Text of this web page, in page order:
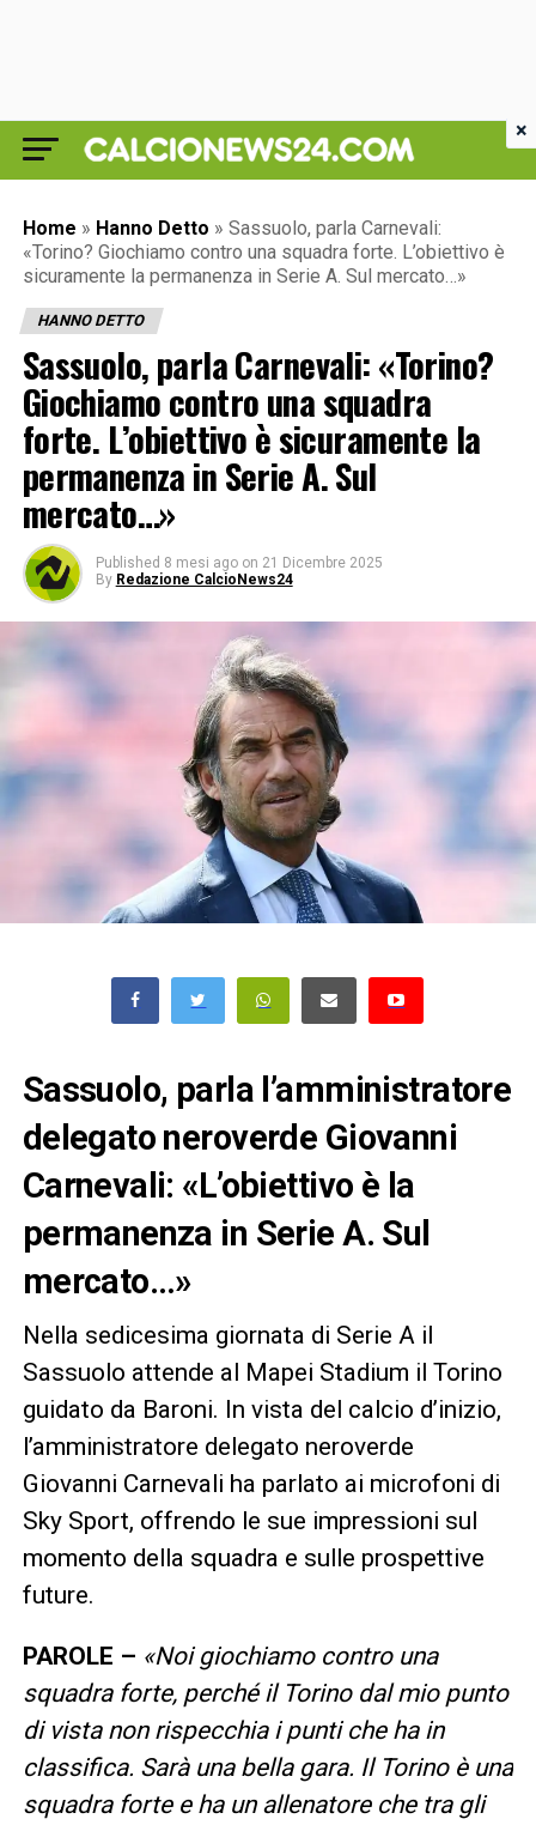
Home » Hanno Detto » Sassuolo, parla Carnevali:
«Torino? Giochiamo contro una squadra forte. L’obiettivo è
sicuramente la permanenza in Serie A. Sul mercato…»
HANNO DETTO
Sassuolo, parla Carnevali: «Torino?
Giochiamo contro una squadra
forte. L’obiettivo è sicuramente la
permanenza in Serie A. Sul
mercato…»
Published 8 mesi ago on 21 Dicembre 2025
By Redazione CalcioNews24
Sassuolo, parla l’amministratore
delegato neroverde Giovanni
Carnevali: «L’obiettivo è la
permanenza in Serie A. Sul
mercato…»
Nella sedicesima giornata di Serie A il
Sassuolo attende al Mapei Stadium il Torino
guidato da Baroni. In vista del calcio d’inizio,
l’amministratore delegato neroverde
Giovanni Carnevali ha parlato ai microfoni di
Sky Sport, offrendo le sue impressioni sul
momento della squadra e sulle prospettive
future.
PAROLE – «Noi giochiamo contro una
squadra forte, perché il Torino dal mio punto
di vista non rispecchia i punti che ha in
classifica. Sarà una bella gara. Il Torino è una
squadra forte e ha un allenatore che tra gli
×